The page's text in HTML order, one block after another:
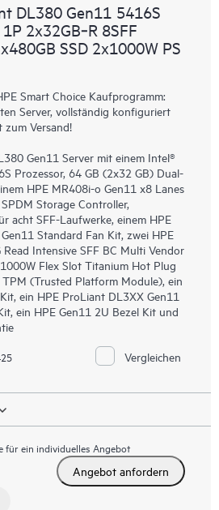
DL380 Gen11 5416S
2x32GB‑R 8SFF
SSD 2x1000W PS
Smart Choice Kaufprogramm:
Server, vollständig konfiguriert
Versand!
Gen11 Server mit einem Intel®
Prozessor, 64 GB (2x32 GB) Dual-
HPE MR408i-o Gen11 x8 Lanes
Storage Controller,
acht SFF-Laufwerke, einem HPE
Standard Fan Kit, zwei HPE
Read Intensive SFF BC Multi Vendor
Flex Slot Titanium Hot Plug
(Trusted Platform Module), ein
ein HPE ProLiant DL3XX Gen11
ein HPE Gen11 2U Bezel Kit und
Vergleichen
für ein individuelles Angebot
Angebot anfordern